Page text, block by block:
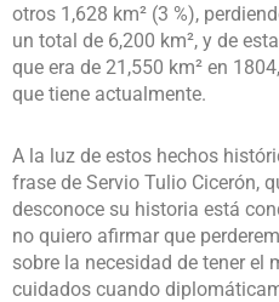
otros 1,628 km² (3 %),
un total de 6,200 km², y de
que era de 21,550 km² en
que tiene actualmente.
A la luz de estos hechos
frase de Servio Tulio Cicerón,
desconoce su historia está
no quiero afirmar que
sobre la necesidad de tener el
cuidados cuando